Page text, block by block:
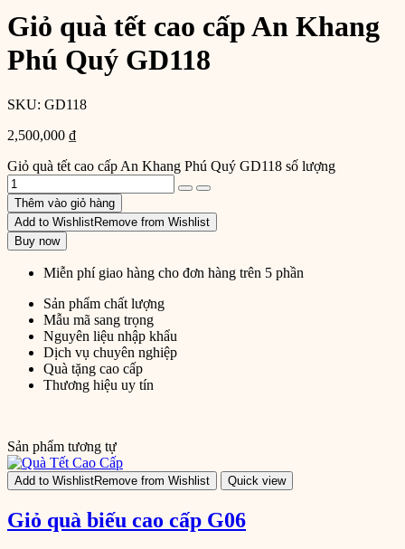
Giỏ quà tết cao cấp An Khang
Phú Quý GD118
SKU: GD118
2,500,000 ₫
Giỏ quà tết cao cấp An Khang Phú Quý GD118 số lượng
Thêm vào giỏ hàng
Add to WishlistRemove from Wishlist
Buy now
Miễn phí giao hàng cho đơn hàng trên 5 phần
Sản phẩm chất lượng
Mẫu mã sang trọng
Nguyên liệu nhập khẩu
Dịch vụ chuyên nghiệp
Quà tặng cao cấp
Thương hiệu uy tín
Sản phẩm tương tự
Add to WishlistRemove from Wishlist Quick view
Giỏ quà biếu cao cấp G06